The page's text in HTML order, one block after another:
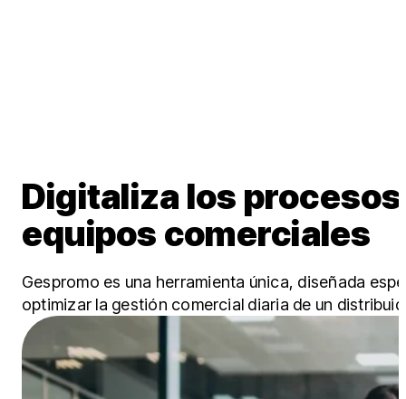
Digitaliza los
equipos comerciales​
Gespromo es una herramienta única, diseñada
optimizar la gestión comercial diaria de un